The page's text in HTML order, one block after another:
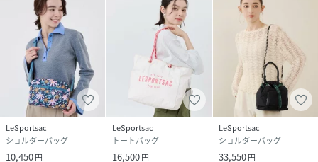
LeSportsac
ショルダーバッグ
10,450円
LeSportsac
トートバッグ
16,500円
LeSportsac
ショルダーバッグ
33,550円